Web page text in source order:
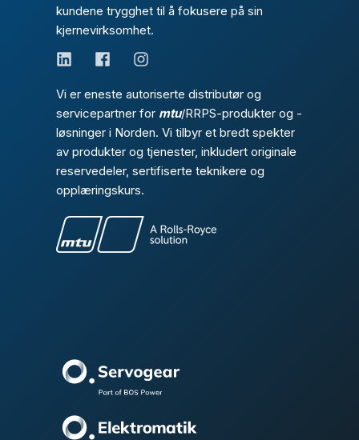
kundene trygghet til å fokusere på sin
kjernevirksomhet.
Vi er eneste autoriserte distributør og
servicepartner for mtu/RRPS-produkter og -
løsninger i Norden. Vi tilbyr et bredt spekter
av produkter og tjenester, inkludert originale
reservedeler, sertifiserte teknikere og
opplæringskurs.